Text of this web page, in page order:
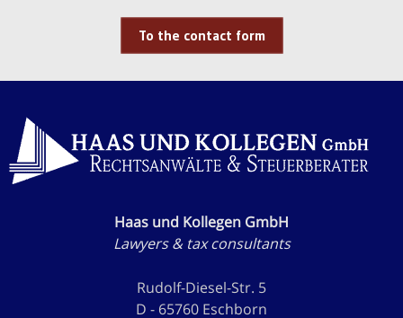
To the contact form
Haas und Kollegen GmbH
Lawyers & tax consultants
Rudolf-Diesel-Str. 5
D - 65760 Eschborn